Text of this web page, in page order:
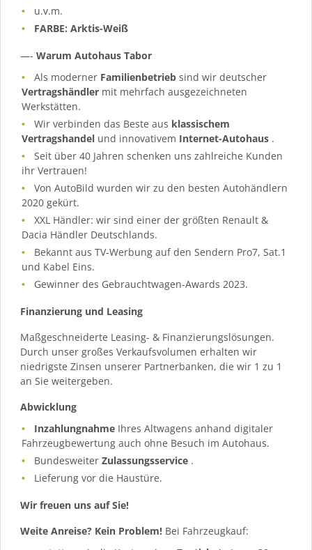
u.v.m.
FARBE: Arktis-Weiß
—- Warum Autohaus Tabor
Als moderner Familienbetrieb sind wir deutscher
Vertragshändler mit mehrfach ausgezeichneten
Werkstätten.
Wir verbinden das Beste aus klassischem
Vertragshandel und innovativem Internet-Autohaus .
Seit über 40 Jahren schenken uns zahlreiche Kunden
ihr Vertrauen!
Von AutoBild wurden wir zu den besten Autohändlern
2020 gekürt.
XXL Händler: wir sind einer der größten Renault &
Dacia Händler Deutschlands.
Bekannt aus TV-Werbung auf den Sendern Pro7, Sat.1
und Kabel Eins.
Gewinner des Gebrauchtwagen-Awards 2023.
Finanzierung und Leasing
Maßgeschneiderte Leasing- & Finanzierungslösungen.
Durch unser großes Verkaufsvolumen erhalten wir
niedrigste Zinsen unserer Partnerbanken, die wir 1 zu 1
an Sie weitergeben.
Abwicklung
Inzahlungnahme Ihres Altwagens anhand digitaler
Fahrzeugbewertung auch ohne Besuch im Autohaus.
BundesweiterZulassungsservice .
Lieferung vor die Haustüre.
Wir freuen uns auf Sie!
Weite Anreise? Kein Problem! Bei Fahrzeugkauf: